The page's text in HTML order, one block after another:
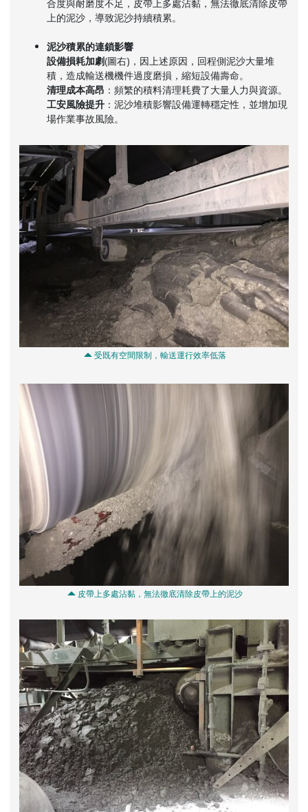
合度與耐磨度不足，皮帶上多處沾黏，無法徹底清除皮帶
上的泥沙，導致泥沙持續積累。
泥沙積累的連鎖影響
設備損耗加劇(圖右)，因上述原因，回程側泥沙大量堆
積，造成輸送機機件過度磨損，縮短設備壽命。
清理成本高昂 ：頻繁的積料清理耗費了大量人力與資源。
工安風險提升 ：泥沙堆積影響設備運轉穩定性，並增加現
場作業事故風險。
受既有空間限制，輸送運行效率低落
皮帶上多處沾黏，無法徹底清除皮帶上的泥沙